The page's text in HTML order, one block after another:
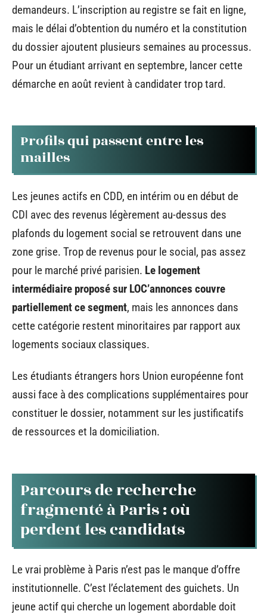
demandeurs. L’inscription au registre se fait en ligne,
mais le délai d’obtention du numéro et la constitution
du dossier ajoutent plusieurs semaines au processus.
Pour un étudiant arrivant en septembre, lancer cette
démarche en août revient à candidater trop tard.
Profils qui passent entre les
mailles
Les jeunes actifs en CDD, en intérim ou en début de
CDI avec des revenus légèrement au-dessus des
plafonds du logement social se retrouvent dans une
zone grise. Trop de revenus pour le social, pas assez
pour le marché privé parisien. Le logement
intermédiaire proposé sur LOC’annonces couvre
partiellement ce segment, mais les annonces dans
cette catégorie restent minoritaires par rapport aux
logements sociaux classiques.
Les étudiants étrangers hors Union européenne font
aussi face à des complications supplémentaires pour
constituer le dossier, notamment sur les justificatifs
de ressources et la domiciliation.
Parcours de recherche
fragmenté à Paris : où
perdent les candidats
Le vrai problème à Paris n’est pas le manque d’offre
institutionnelle. C’est l’éclatement des guichets. Un
jeune actif qui cherche un logement abordable doit